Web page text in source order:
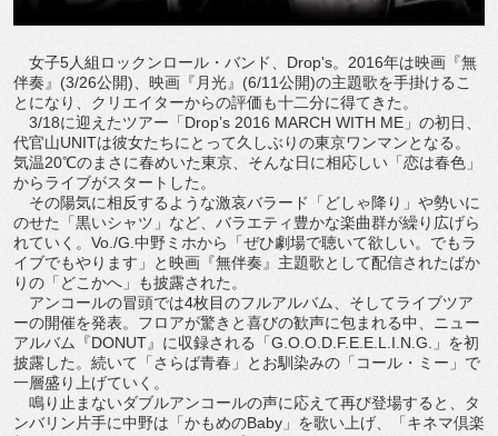
女子5人組ロックンロール・バンド、Drop's。2016年は映画『無
伴奏』(3/26公開)、映画『月光』(6/11公開)の主題歌を手掛けるこ
とになり、クリエイターからの評価も十二分に得てきた。
3/18に迎えたツアー「Drop’s 2016 MARCH WITH ME」の初日、
代官山UNITは彼女たちにとって久しぶりの東京ワンマンとなる。
気温20℃のまさに春めいた東京、そんな日に相応しい「恋は春色」
からライブがスタートした。
その陽気に相反するような激哀バラード「どしゃ降り」や勢いに
のせた「黒いシャツ」など、バラエティ豊かな楽曲群が繰り広げら
れていく。Vo./G.中野ミホから「ぜひ劇場で聴いて欲しい。でもラ
イブでもやります」と映画『無伴奏』主題歌として配信されたばか
りの「どこかへ」も披露された。
アンコールの冒頭では4枚目のフルアルバム、そしてライブツア
ーの開催を発表。フロアが驚きと喜びの歓声に包まれる中、ニュー
アルバム『DONUT』に収録される「G.O.O.D.F.E.E.L.I.N.G.」を初
披露した。続いて「さらば青春」とお馴染みの「コール・ミー」で
一層盛り上げていく。
鳴り止まないダブルアンコールの声に応えて再び登場すると、タ
ンバリン片手に中野は「かもめのBaby」を歌い上げ、「キネマ倶楽